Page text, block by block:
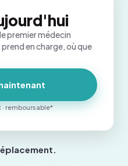
premier médecin
en charge, où que
remboursable*